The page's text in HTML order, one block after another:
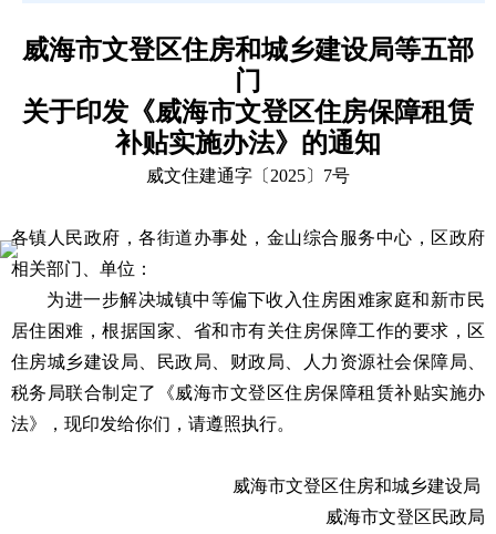
威海市文登区住房和城乡建设局等五部
门
关于印发《威海市文登区住房保障租赁
补贴实施办法》的通知
威文住建通字〔2025〕7号
各镇人民政府，各街道办事处，金山综合服务中心，区政府
相关部门、单位：
为进一步解决城镇中等偏下收入住房困难家庭和新市民
居住困难，根据国家、省和市有关住房保障工作的要求，区
住房城乡建设局、民政局、财政局、人力资源社会保障局、
税务局联合制定了《威海市文登区住房保障租赁补贴实施办
法》，现印发给你们，请遵照执行。
威海市文登区住房和城乡建设局
威海市文登区民政局